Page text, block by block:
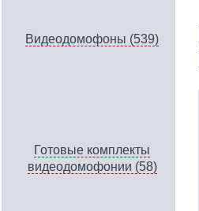
Видеодомофоны (539)
Готовые комплекты
видеодомофонии (58)